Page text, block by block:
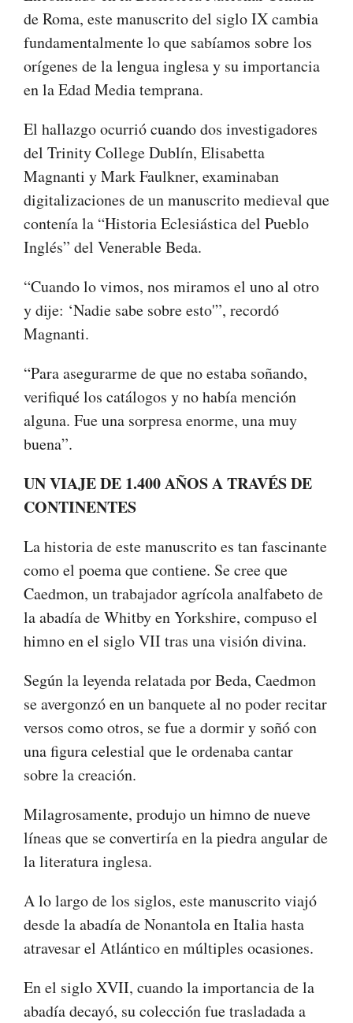
de Roma, este manuscrito del siglo IX cambia
fundamentalmente lo que sabíamos sobre los
orígenes de la lengua inglesa y su importancia
en la Edad Media temprana.
El hallazgo ocurrió cuando dos investigadores
del Trinity College Dublín, Elisabetta
Magnanti y Mark Faulkner, examinaban
digitalizaciones de un manuscrito medieval que
contenía la “Historia Eclesiástica del Pueblo
Inglés” del Venerable Beda.
“Cuando lo vimos, nos miramos el uno al otro
y dije: ‘Nadie sabe sobre esto'”, recordó
Magnanti.
“Para asegurarme de que no estaba soñando,
verifiqué los catálogos y no había mención
alguna. Fue una sorpresa enorme, una muy
buena”.
UN VIAJE DE 1.400 AÑOS A TRAVÉS DE
CONTINENTES
La historia de este manuscrito es tan fascinante
como el poema que contiene. Se cree que
Caedmon, un trabajador agrícola analfabeto de
la abadía de Whitby en Yorkshire, compuso el
himno en el siglo VII tras una visión divina.
Según la leyenda relatada por Beda, Caedmon
se avergonzó en un banquete al no poder recitar
versos como otros, se fue a dormir y soñó con
una figura celestial que le ordenaba cantar
sobre la creación.
Milagrosamente, produjo un himno de nueve
líneas que se convertiría en la piedra angular de
la literatura inglesa.
A lo largo de los siglos, este manuscrito viajó
desde la abadía de Nonantola en Italia hasta
atravesar el Atlántico en múltiples ocasiones.
En el siglo XVII, cuando la importancia de la
abadía decayó, su colección fue trasladada a